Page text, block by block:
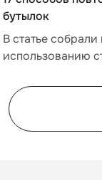
бутылок
В статье
использованию